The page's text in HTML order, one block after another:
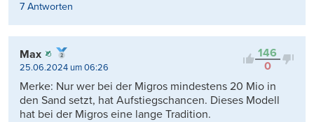
7 Antworten
146
0
Max
25.06.2024 um 06:26
Merke: Nur wer bei der Migros mindestens 20 Mio in
den Sand setzt, hat Aufstiegschancen. Dieses Modell
hat bei der Migros eine lange Tradition.